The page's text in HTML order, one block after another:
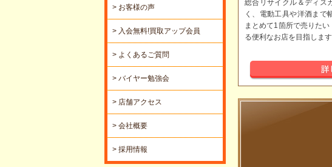
総合リサイクル＆ディス
く、電動工具や洋酒まで
まとめて1箇所で売りた
る便利なお店を目指します
> お客様の声
> 入会無料!買取アップ会員
> よくあるご質問
> バイヤー勉強会
> 店舗アクセス
> 会社概要
> 採用情報